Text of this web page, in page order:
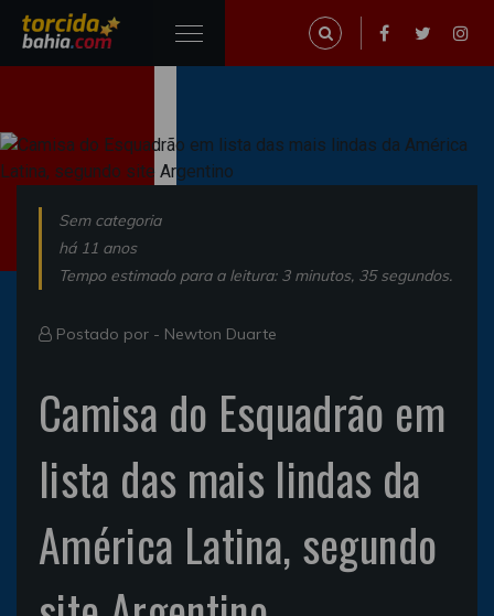
Sem categoria
há 11 anos
Tempo estimado para a leitura: 3 minutos, 35 segundos.
Postado por - Newton Duarte
Camisa do Esquadrão em
lista das mais lindas da
América Latina, segundo